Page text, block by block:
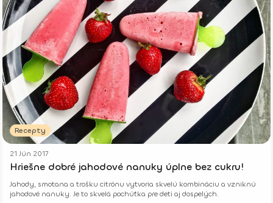
Recepty
21 Jún 2017
Hriešne dobré jahodové nanuky úplne bez cukru!
Jahody, smotana a trošku citrónu vytvoria skvelú kombináciu a vzniknú
jahodové nanuky. Je to skvelá pochúťka pre deti aj dospelých.